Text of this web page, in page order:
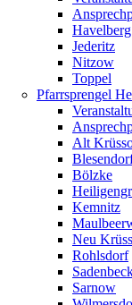
Havelberg
Jederitz
Nitzow
Toppel
Pfarrsprengel
Alt
Bölzke
Kemnitz
Neu
Rohlsdorf
Sarnow